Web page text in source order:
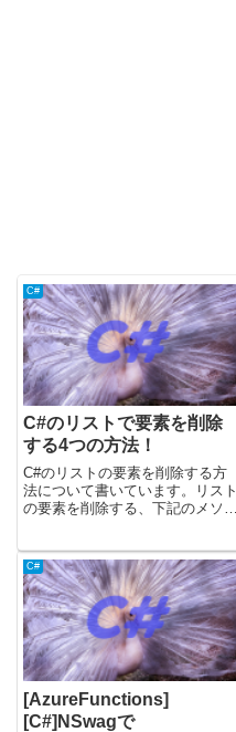
C#
C#のリストで要素を削除
する4つの方法！
C#のリストの要素を削除する方
法について書いています。リスト
の要素を削除する、下記のメソッ
ソッド・RemoveRangeメソッ
ド・Clearメソッド載せているコ
ードについては...
C#
[AzureFunctions]
[C#]NSwagで